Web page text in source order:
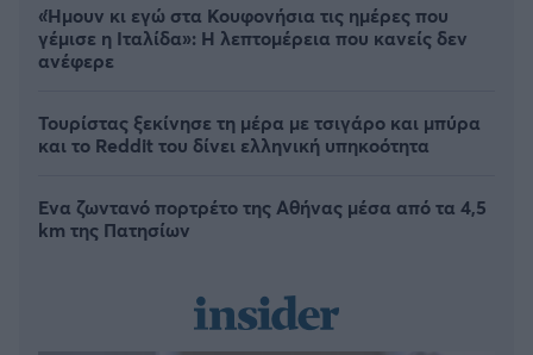
«Ήμουν κι εγώ στα Κουφονήσια τις ημέρες που
γέμισε η Ιταλίδα»: Η λεπτομέρεια που κανείς δεν
ανέφερε
Τουρίστας ξεκίνησε τη μέρα με τσιγάρο και μπύρα
και το Reddit του δίνει ελληνική υπηκοότητα
Ένα ζωντανό πορτρέτο της Αθήνας μέσα από τα 4,5
km της Πατησίων